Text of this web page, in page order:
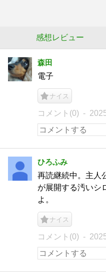
感想レビュー
森田
電子
ナイス
コメント(0)
ひろふみ
再読継続中。主人
が展開する汚いシ
よ。
ナイス
コメント(0)